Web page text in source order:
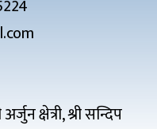
क्षेत्री, श्री सन्दिप